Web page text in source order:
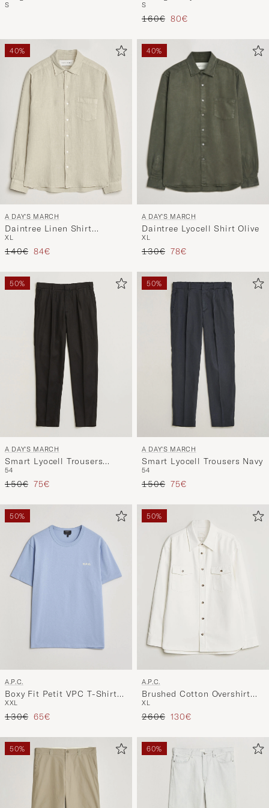
S
Navy
S
Reguliere prijs
160€ Verlaagd prijs
80€
40%
A DAY'S MARCH
Daintree Linen Shirt
Moonstruck
XL
Reguliere prijs
140€ Verlaagd prijs
84€
40%
A DAY'S MARCH
Daintree Lyocell Shirt Olive
XL
Reguliere prijs
130€ Verlaagd prijs
78€
50%
A DAY'S MARCH
Smart Lyocell Trousers
Black
54
Reguliere prijs
150€ Verlaagd prijs
75€
50%
A DAY'S MARCH
Smart Lyocell Trousers Navy
54
Reguliere prijs
150€ Verlaagd prijs
75€
50%
A.P.C.
Boxy Fit Petit VPC T-Shirt
Light Blue
XXL
Reguliere prijs
130€ Verlaagd prijs
65€
50%
A.P.C.
Brushed Cotton Overshirt
White
XL
Reguliere prijs
260€ Verlaagd prijs
130€
50% 60%